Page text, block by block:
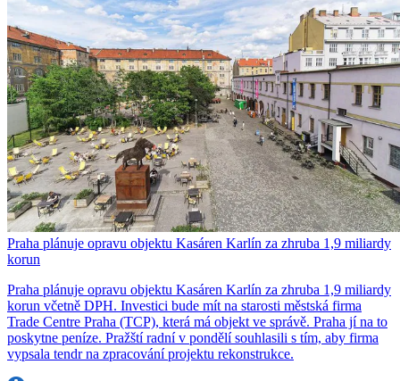
Praha plánuje opravu objektu Kasáren Karlín za zhruba 1,9 miliardy
korun
Praha plánuje opravu objektu Kasáren Karlín za zhruba 1,9 miliardy
korun včetně DPH. Investici bude mít na starosti městská firma
Trade Centre Praha (TCP), která má objekt ve správě. Praha jí na to
poskytne peníze. Pražští radní v pondělí souhlasili s tím, aby firma
vypsala tendr na zpracování projektu rekonstrukce.